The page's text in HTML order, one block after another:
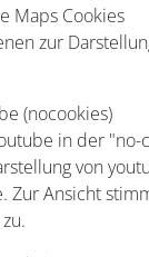
Maps Cookies
zur
(nocookies)
in der "no-
von
Zur Ansicht